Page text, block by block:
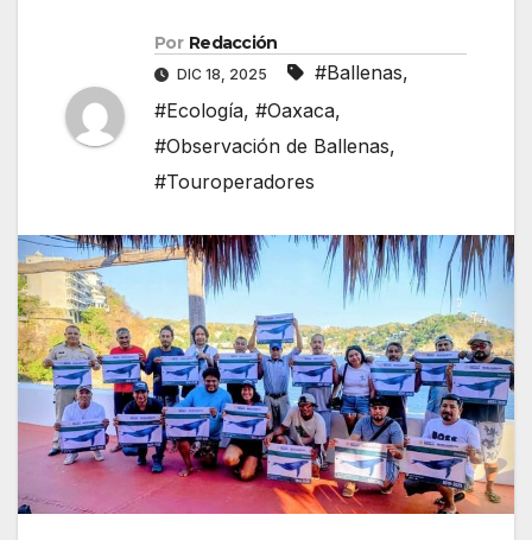
Por Redacción
DIC 18, 2025 #Ballenas,
#Ecología, #Oaxaca,
#Observación de Ballenas,
#Touroperadores